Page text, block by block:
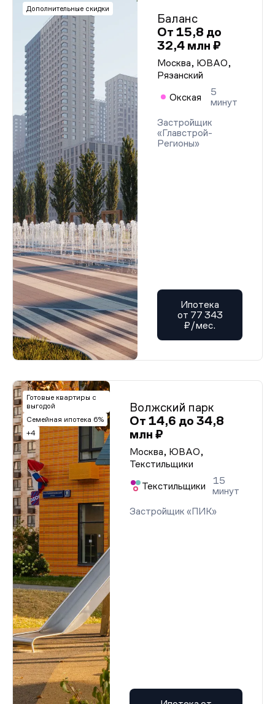
Дополнительные скидки
Баланс
От 15,8 до
32,4 млн ₽
Москва, ЮВАО,
Рязанский
Окская
5
минут
Застройщик
«Главстрой-
Регионы»
Ипотека
от 77 343
₽/мес.
Готовые квартиры с
выгодой
Семейная ипотека 6%
+4
Волжский парк
От 14,6 до 34,8
млн ₽
Москва, ЮВАО,
Текстильщики
Текстильщики
15
минут
Застройщик «ПИК»